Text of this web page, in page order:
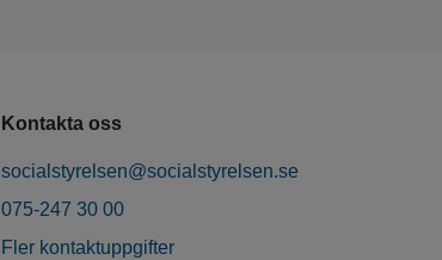
Kontakta oss
socialstyrelsen@socialstyrelsen.se
075-247 30 00
Fler kontaktuppgifter